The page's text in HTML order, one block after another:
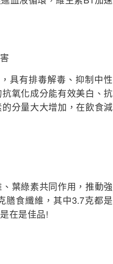
有排毒解毒、抑制中性
氧化成分能有效美白、抗
分量大大增加，在飲食減
葉綠素共同作用，推動強
膳食纖維，其中3.7克都是
在是佳品!